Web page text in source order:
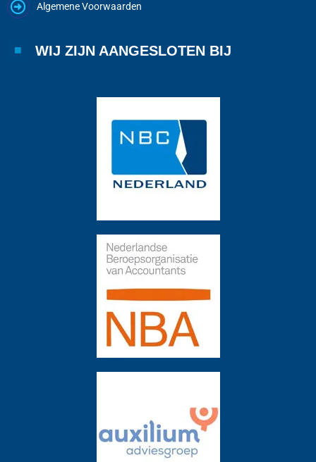
Algemene Voorwaarden
WIJ ZIJN AANGESLOTEN BIJ